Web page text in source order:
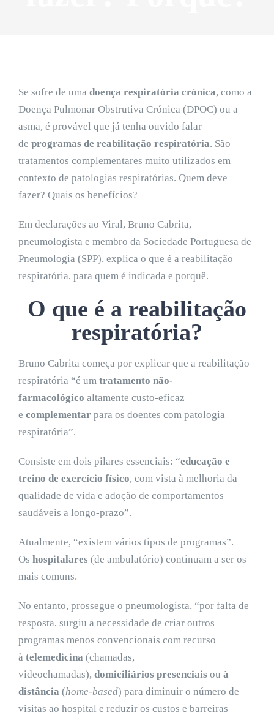
Se sofre de uma doença respiratória crónica, como a
Doença Pulmonar Obstrutiva Crónica (DPOC) ou a
asma, é provável que já tenha ouvido falar
de programas de reabilitação respiratória. São
tratamentos complementares muito utilizados em
contexto de patologias respiratórias. Quem deve
fazer? Quais os benefícios?
Em declarações ao Viral, Bruno Cabrita,
pneumologista e membro da Sociedade Portuguesa de
Pneumologia (SPP), explica o que é a reabilitação
respiratória, para quem é indicada e porquê.
O que é a reabilitação
respiratória?
Bruno Cabrita começa por explicar que a reabilitação
respiratória “é um tratamento não-
farmacológico altamente custo-eficaz
e complementar para os doentes com patologia
respiratória”.
Consiste em dois pilares essenciais: “educação e
treino de exercício físico, com vista à melhoria da
qualidade de vida e adoção de comportamentos
saudáveis a longo-prazo”.
Atualmente, “existem vários tipos de programas”.
Os hospitalares (de ambulatório) continuam a ser os
mais comuns.
No entanto, prossegue o pneumologista, “por falta de
resposta, surgiu a necessidade de criar outros
programas menos convencionais com recurso
à telemedicina (chamadas,
videochamadas), domiciliários presenciais ou à
distância (home-based) para diminuir o número de
visitas ao hospital e reduzir os custos e barreiras